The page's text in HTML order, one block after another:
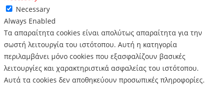
Necessary
Always Enabled
Τα απαραίτητα cookies είναι απολύτως απαραίτητα για την
σωστή λειτουργία του ιστότοπου. Αυτή η κατηγορία
περιλαμβάνει μόνο cookies που εξασφαλίζουν βασικές
λειτουργίες και χαρακτηριστικά ασφαλείας του ιστότοπου.
Αυτά τα cookies δεν αποθηκεύουν προσωπικές πληροφορίες.